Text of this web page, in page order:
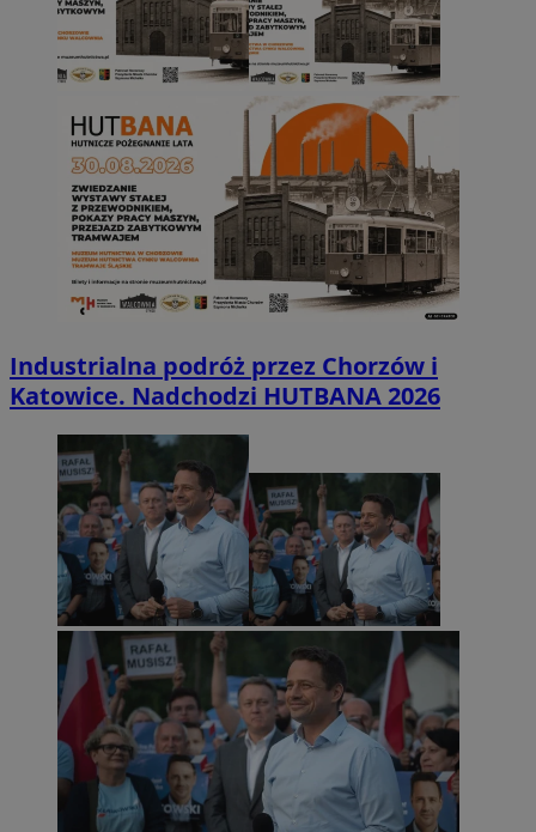
Industrialna podróż przez Chorzów i
Katowice. Nadchodzi HUTBANA 2026